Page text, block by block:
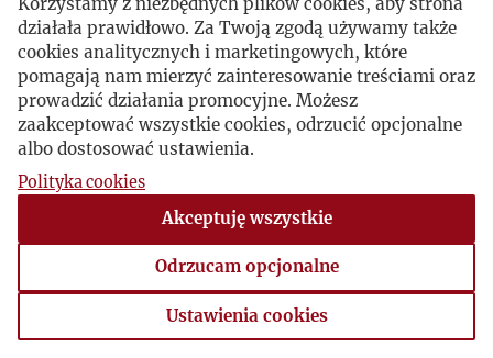
Autor publikacji:Jerzy Pietrkiewicz
działała prawidłowo. Za Twoją zgodą używamy także
cookies analitycznych i marketingowych, które
pomagają nam mierzyć zainteresowanie treściami oraz
prowadzić działania promocyjne. Możesz
zaakceptować wszystkie cookies, odrzucić opcjonalne
albo dostosować ustawienia.
Polityka cookies
Akceptuję wszystkie
Odrzucam opcjonalne
Ustawienia cookies
Ustawienia cookies